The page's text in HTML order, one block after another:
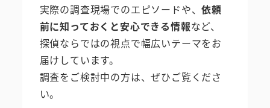
実際の調査現場でのエピソードや、依頼
前に知っておくと安心できる情報など、
探偵ならではの視点で幅広いテーマをお
届けしています。
調査をご検討中の方は、ぜひご覧くださ
い。